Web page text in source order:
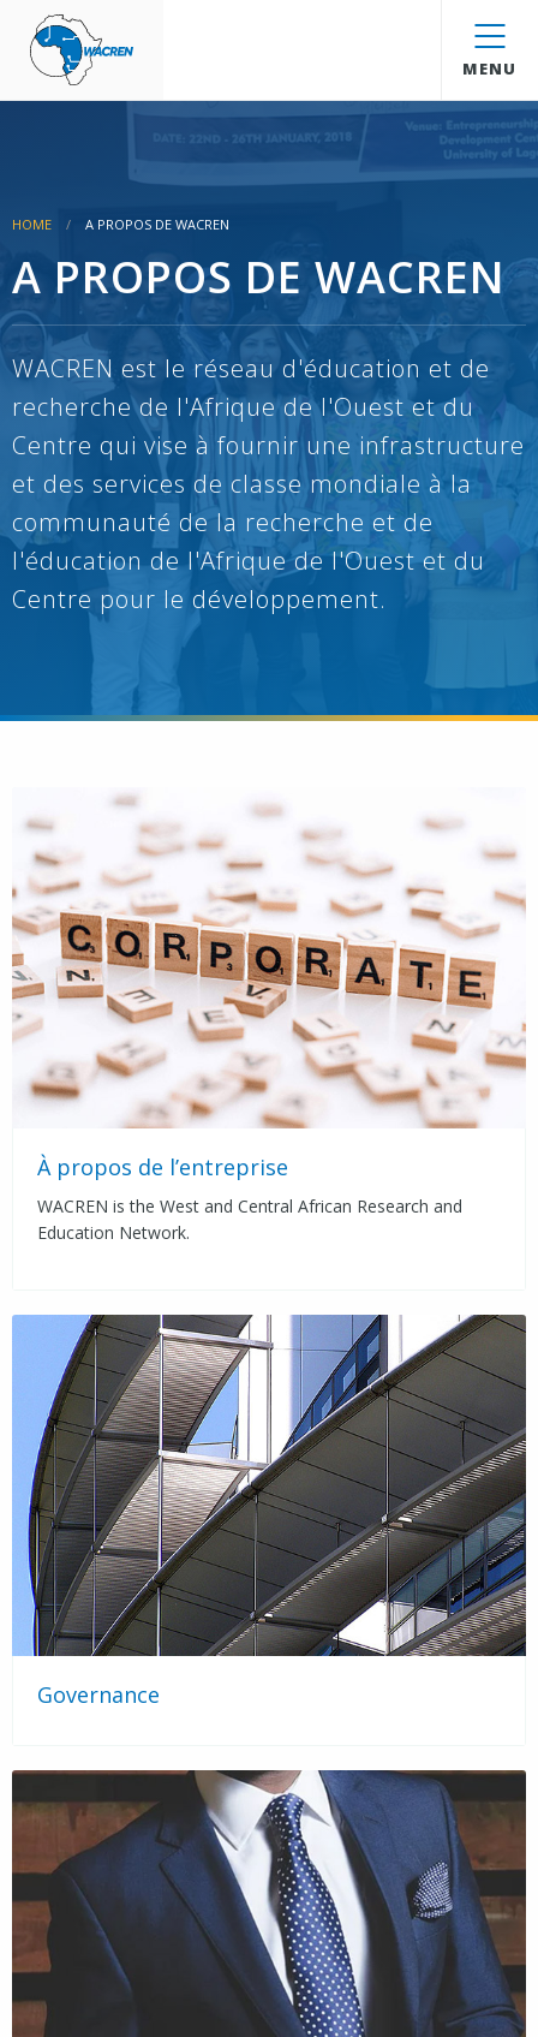
WACREN
MENU
HOME A PROPOS DE WACREN
A PROPOS DE WACREN
WACREN est le réseau d'éducation et de
recherche de l'Afrique de l'Ouest et du
Centre qui vise à fournir une infrastructure
et des services de classe mondiale à la
communauté de la recherche et de
l'éducation de l'Afrique de l'Ouest et du
Centre pour le développement.
À propos de l’entreprise
WACREN is the West and Central African Research and
Education Network.
Governance